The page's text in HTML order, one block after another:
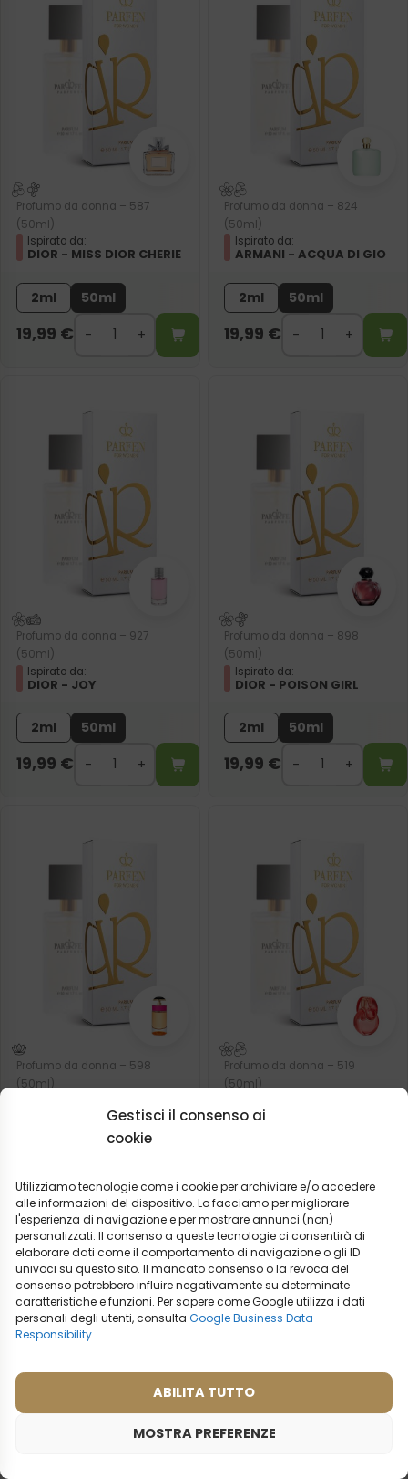
Gestisci il consenso ai
cookie
Utilizziamo tecnologie come i cookie per archiviare e/o accedere
alle informazioni del dispositivo. Lo facciamo per migliorare
l'esperienza di navigazione e per mostrare annunci (non)
personalizzati. Il consenso a queste tecnologie ci consentirà di
elaborare dati come il comportamento di navigazione o gli ID
univoci su questo sito. Il mancato consenso o la revoca del
consenso potrebbero influire negativamente su determinate
caratteristiche e funzioni. Per sapere come Google utilizza i dati
personali degli utenti, consultaGoogle Business Data
Responsibility.
ABILITA TUTTO
MOSTRA PREFERENZE
Profumo da donna – 587
(50ml)
Ispirato da:
DIOR - MISS DIOR CHERIE
2ml 50ml
19,99 €
Profumo da donna – 824
(50ml)
Ispirato da:
ARMANI - ACQUA DI GIO
2ml 50ml
19,99 €
Profumo da donna – 927
(50ml)
Ispirato da:
DIOR - JOY
2ml 50ml
19,99 €
Profumo da donna – 898
(50ml)
Ispirato da:
DIOR - POISON GIRL
2ml 50ml
19,99 €
Profumo da donna – 598
(50ml)
PRADA - CANDY
19,99€
Profumo da donna – 519
(50ml)
BVLGARI - OMNIA CORAL
19,99€